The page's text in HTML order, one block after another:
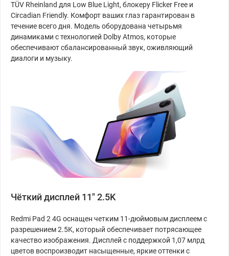
TÜV Rheinland для Low Blue Light, блокеру Flicker Free и
Circadian Friendly. Комфорт ваших глаз гарантирован в
течение всего дня. Модель оборудована четырьмя
динамиками с технологией Dolby Atmos, которые
обеспечивают сбалансированный звук, оживляющий
диалоги и музыку.
Чёткий дисплей 11" 2.5K
Redmi Pad 2 4G оснащен четким 11-дюймовым дисплеем с
разрешением 2.5K, который обеспечивает потрясающее
качество изображения. Дисплей с поддержкой 1,07 млрд
цветов воспроизводит насыщенные, яркие оттенки с